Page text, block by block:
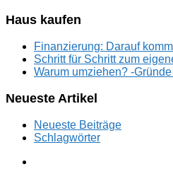
Haus kaufen
Finanzierung: Darauf
Schritt für Schritt zum
Warum umziehen? -
Neueste Artikel
Neueste Beiträge
Schlagwörter